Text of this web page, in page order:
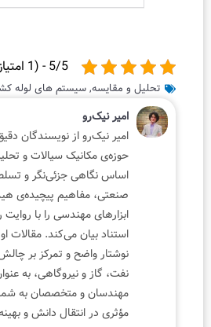
5/5 - (1 امتیاز)
سیستم های لوله کشی و اتصالات
نیک‌رو از نویسندگان دقیق پیکامگ، متخصص
مکانیک سیالات و تحلیل مهندسی است. او بر
نگاهی جزئی‌نگر و تسلط بر مفاهیم تجهیزات
مفاهیم پیچیده‌ی هیدرولیکی و عملکرد
مهندسی را با روایت روشن، صریح و قابل
بیان می‌کند. مقالات او به دلیل محتوای فنی،
واضح و تمرکز بر چالش‌های عملیاتی صنایع
گاز و نیروگاهی، به عنوان منبعی قابل اتکا برای
و متخصصان به شمار می‌‌رود و نقش
در انتقال دانش و بهینه‌سازی فرآیندهای